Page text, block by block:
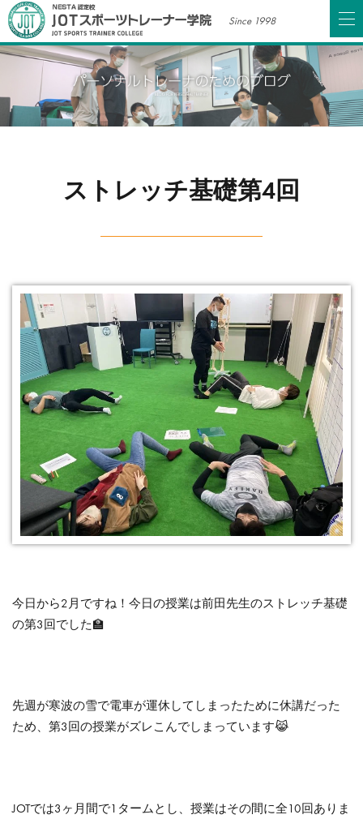
Since 1998
ストレッチ基礎第4回
今日から2月ですね！今日の授業は前田先生のストレッチ基礎
の第3回でした🏫
先週が寒波の雪で電車が運休してしまったために休講だった
ため、第3回の授業がズレこんでしまっています😹
JOTでは3ヶ月間で1タームとし、授業はその間に全10回ありま